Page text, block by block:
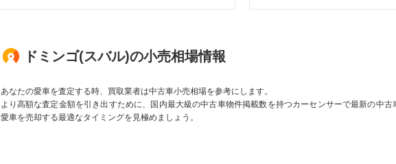
ドミンゴ(スバル)の小売相場情報
あなたの愛車を査定する時、買取業者は中古車小売相場を参考にします。
より高額な査定金額を引き出すために、国内最大級の中古車物件掲載数を持つカーセンサーで最新の中古
愛車を売却する最適なタイミングを見極めましょう。